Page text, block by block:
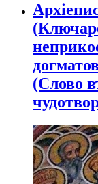
(Слово